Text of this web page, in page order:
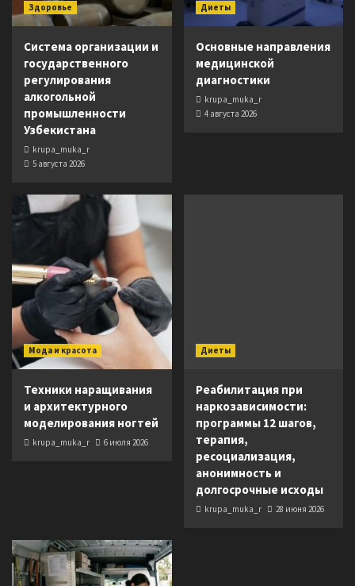
Здоровье
Система организации и
государственного
регулирования
алкогольной
промышленности
Узбекистана
krupa_muka_r
5 августа 2026
Диеты
Основные направления
медицинской
диагностики
krupa_muka_r
4 августа 2026
Мода и красота
Техники наращивания
и архитектурного
моделирования ногтей
krupa_muka_r 6 июля 2026
Диеты
Реабилитация при
наркозависимости:
программы 12 шагов,
терапия,
ресоциализация,
анонимность и
долгосрочные исходы
krupa_muka_r 28 июня 2026